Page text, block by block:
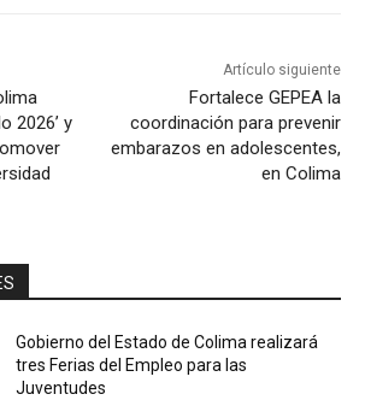
2026’ y
Artículo siguiente
Fortalece GEPEA la
coordinación para prevenir
embarazos en adolescentes,
en Colima
Gobierno del Estado de Colima realizará
tres Ferias del Empleo para las
Juventudes